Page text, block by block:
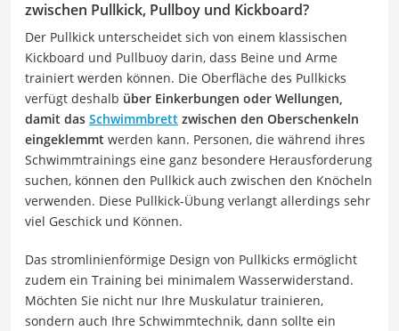
zwischen Pullkick, Pullboy und Kickboard?
Der Pullkick unterscheidet sich von einem klassischen
Kickboard und Pullbuoy darin, dass Beine und Arme
trainiert werden können. Die Oberfläche des Pullkicks
verfügt deshalb über Einkerbungen oder Wellungen,
damit das Schwimmbrett zwischen den Oberschenkeln
eingeklemmt werden kann. Personen, die während ihres
Schwimmtrainings eine ganz besondere Herausforderung
suchen, können den Pullkick auch zwischen den Knöcheln
verwenden. Diese Pullkick-Übung verlangt allerdings sehr
viel Geschick und Können.
Das stromlinienförmige Design von Pullkicks ermöglicht
zudem ein Training bei minimalem Wasserwiderstand.
Möchten Sie nicht nur Ihre Muskulatur trainieren,
sondern auch Ihre Schwimmtechnik, dann sollte ein